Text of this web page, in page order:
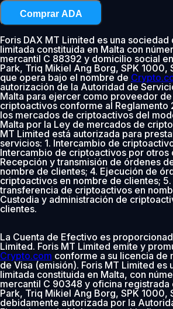
Comprar ADA
Foris DAX MT Limited es una
limitada constituida en Malta con
mercantil C 88392 y domicilio social
Park, Triq Mikiel Ang Borg, SPK 1000,
que opera bajo el nombre de
autorización de la Autoridad de
Malta para ejercer como proveedor
criptoactivos conforme al Reglamento
los mercados de criptoactivos del
Malta por la Ley de mercados de
MT Limited está autorizada para
servicios: 1. Intercambio de
Intercambio de criptoactivos por otros
Recepción y transmisión de órdenes
nombre de clientes; 4. Ejecución de
criptoactivos en nombre de clientes;
transferencia de criptoactivos en
Custodia y administración de
clientes.
La Cuenta de Efectivo es
Limited. Foris MT Limited emite y
Crypto.com conforme a su licencia de
de Visa (emisión). Foris MT Limited es
limitada constituida en Malta, con
mercantil C 90348 y oficina registrada
Park, Triq Mikiel Ang Borg, SPK 1000,
debidamente autorizada por la